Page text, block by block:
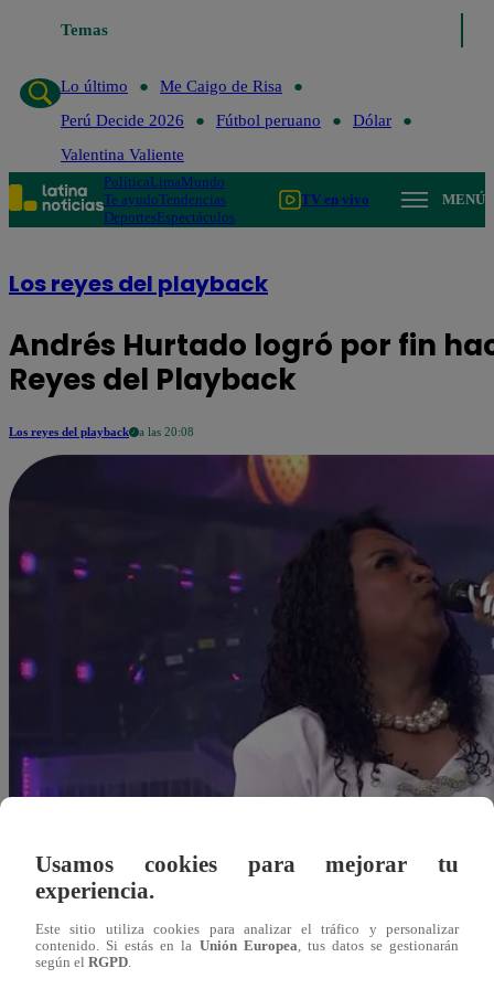
Temas
Lo último
Me Caigo de Risa
Perú Decide 2026
Fútbol peruano
Dólar
Valentina Valiente
PolíticaLimaMundo
Te ayudoTendencias
DeportesEspectáculos
TV en vivo MENÚ
Los reyes del playback
Andrés Hurtado logró por fin
Reyes del Playback
Los reyes del playback a las 20:08
Usamos cookies para mejorar tu
experiencia.
Este sitio utiliza cookies para analizar el tráfico y personalizar
contenido. Si estás en la Unión Europea, tus datos se gestionarán
según el RGPD.